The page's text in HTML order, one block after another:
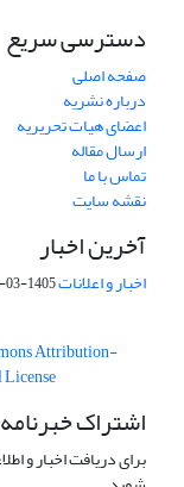
دسترسی سریع
صفحه اصلی
درباره نشریه
اعضای هیات تحریریه
ارسال مقاله
تماس با ما
نقشه سایت
آخرین اخبار
اخبار و اعلانات1405-03-30
Attribution-
اشتراک خبرنامه
برای دریافت اخبار و